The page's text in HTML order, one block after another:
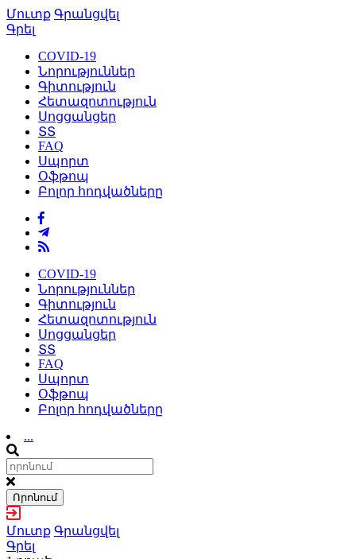
Մուտք Գրանցվել
Գրել
COVID-19
Նորություններ
Գիտություն
Հետազոտություն
Սոցցանցեր
ՏՏ
FAQ
Սպորտ
Օֆթոպ
Բոլոր հոդվածները
COVID-19
Նորություններ
Գիտություն
Հետազոտություն
Սոցցանցեր
ՏՏ
FAQ
Սպորտ
Օֆթոպ
Բոլոր հոդվածները
...
Որոնում
Մուտք Գրանցվել
Գրել